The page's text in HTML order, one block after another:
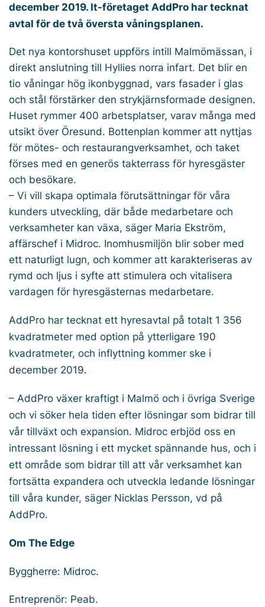
december 2019. It-företaget AddPro har tecknat
avtal för de två översta våningsplanen.
Det nya kontorshuset uppförs intill Malmömässan, i
direkt anslutning till Hyllies norra infart. Det blir en
tio våningar hög ikonbyggnad, vars fasader i glas
och stål förstärker den strykjärnsformade designen.
Huset rymmer 400 arbetsplatser, varav många med
utsikt över Öresund. Bottenplan kommer att nyttjas
för mötes- och restaurangverksamhet, och taket
förses med en generös takterrass för hyresgäster
och besökare.
– Vi vill skapa optimala förutsättningar för våra
kunders utveckling, där både medarbetare och
verksamheter kan växa, säger Maria Ekström,
affärschef i Midroc. Inomhusmiljön blir sober med
ett naturligt lugn, och kommer att karakteriseras av
rymd och ljus i syfte att stimulera och vitalisera
vardagen för hyresgästernas medarbetare.
AddPro har tecknat ett hyresavtal på totalt 1 356
kvadratmeter med option på ytterligare 190
kvadratmeter, och inflyttning kommer ske i
december 2019.
– AddPro växer kraftigt i Malmö och i övriga Sverige
och vi söker hela tiden efter lösningar som bidrar till
vår tillväxt och expansion. Midroc erbjöd oss en
intressant lösning i ett mycket spännande hus, och i
ett område som bidrar till att vår verksamhet kan
fortsätta expandera och utveckla ledande lösningar
till våra kunder, säger Nicklas Persson, vd på
AddPro.
Om The Edge
Byggherre: Midroc.
Entreprenör: Peab.